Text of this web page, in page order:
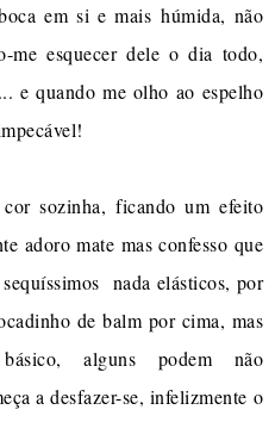
em si e mais húmida, não
me esquecer dele o dia todo,
e quando me olho ao espelho
sozinha, ficando um efeito
adoro mate mas confesso que
nada elásticos, por
de balm por cima, mas
alguns podem não
a desfazer-se, infelizmente o